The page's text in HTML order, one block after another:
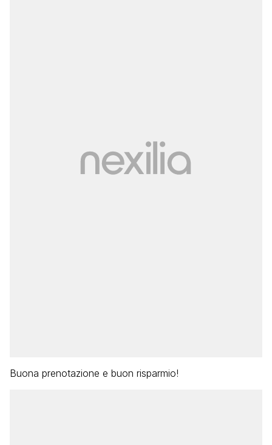
Buona prenotazione e buon risparmio!